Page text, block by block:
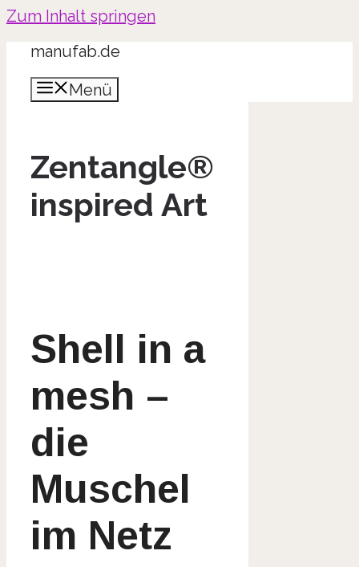
Zum Inhalt springen
manufab.de
Menü
Zentangle®
inspired Art
Shell in a
mesh –
die
Muschel
im Netz